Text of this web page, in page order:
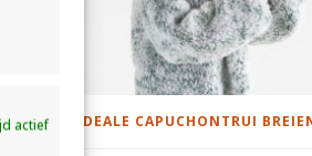
actief
DAMESJAS BREIEN VAN HEERLIJK ZACHT GAREN